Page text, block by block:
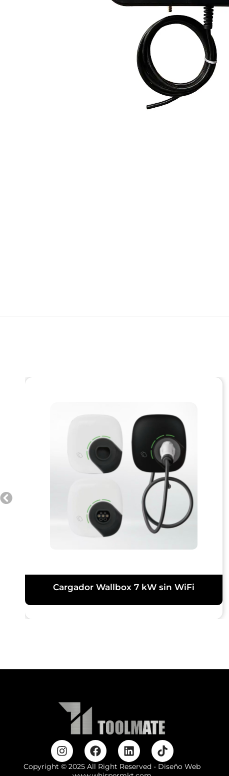
Cargador Wallbox 7 kW sin WiFi
Copyright © 2025 All Right Reserved - Diseño Web